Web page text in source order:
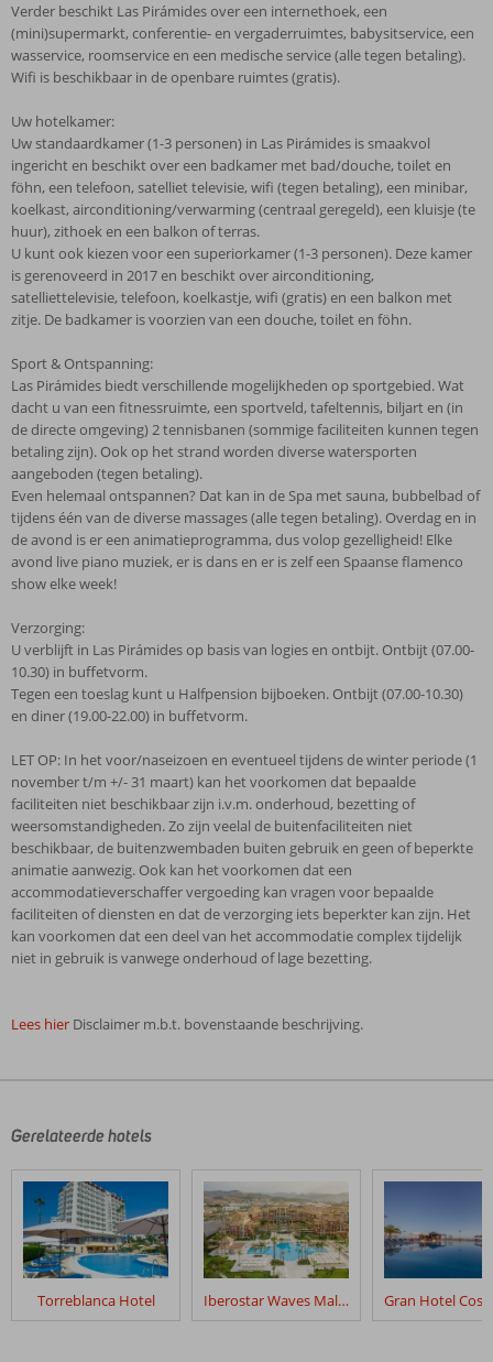
Verder beschikt Las Pirámides over een internethoek, een
(mini)supermarkt, conferentie- en vergaderruimtes, babysitservice, een
wasservice, roomservice en een medische service (alle tegen betaling).
Wifi is beschikbaar in de openbare ruimtes (gratis).
Uw hotelkamer:
Uw standaardkamer (1-3 personen) in Las Pirámides is smaakvol
ingericht en beschikt over een badkamer met bad/douche, toilet en
föhn, een telefoon, satelliet televisie, wifi (tegen betaling), een minibar,
koelkast, airconditioning/verwarming (centraal geregeld), een kluisje (te
huur), zithoek en een balkon of terras.
U kunt ook kiezen voor een superiorkamer (1-3 personen). Deze kamer
is gerenoveerd in 2017 en beschikt over airconditioning,
satelliettelevisie, telefoon, koelkastje, wifi (gratis) en een balkon met
zitje. De badkamer is voorzien van een douche, toilet en föhn.
Sport & Ontspanning:
Las Pirámides biedt verschillende mogelijkheden op sportgebied. Wat
dacht u van een fitnessruimte, een sportveld, tafeltennis, biljart en (in
de directe omgeving) 2 tennisbanen (sommige faciliteiten kunnen tegen
betaling zijn). Ook op het strand worden diverse watersporten
aangeboden (tegen betaling).
Even helemaal ontspannen? Dat kan in de Spa met sauna, bubbelbad of
tijdens één van de diverse massages (alle tegen betaling). Overdag en in
de avond is er een animatieprogramma, dus volop gezelligheid! Elke
avond live piano muziek, er is dans en er is zelf een Spaanse flamenco
show elke week!
Verzorging:
U verblijft in Las Pirámides op basis van logies en ontbijt. Ontbijt (07.00-
10.30) in buffetvorm.
Tegen een toeslag kunt u Halfpension bijboeken. Ontbijt (07.00-10.30)
en diner (19.00-22.00) in buffetvorm.
LET OP: In het voor/naseizoen en eventueel tijdens de winter periode (1
november t/m +/- 31 maart) kan het voorkomen dat bepaalde
faciliteiten niet beschikbaar zijn i.v.m. onderhoud, bezetting of
weersomstandigheden. Zo zijn veelal de buitenfaciliteiten niet
beschikbaar, de buitenzwembaden buiten gebruik en geen of beperkte
animatie aanwezig. Ook kan het voorkomen dat een
accommodatieverschaffer vergoeding kan vragen voor bepaalde
faciliteiten of diensten en dat de verzorging iets beperkter kan zijn. Het
kan voorkomen dat een deel van het accommodatie complex tijdelijk
niet in gebruik is vanwege onderhoud of lage bezetting.
Lees hier Disclaimer m.b.t. bovenstaande beschrijving.
door
klanten
geschreven
na
hun
verblijf
Gerelateerde hotels
Torreblanca Hotel Iberostar Waves Malaga Playa